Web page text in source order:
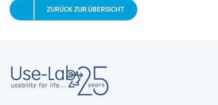
ZURÜCK ZUR ÜBERSICHT